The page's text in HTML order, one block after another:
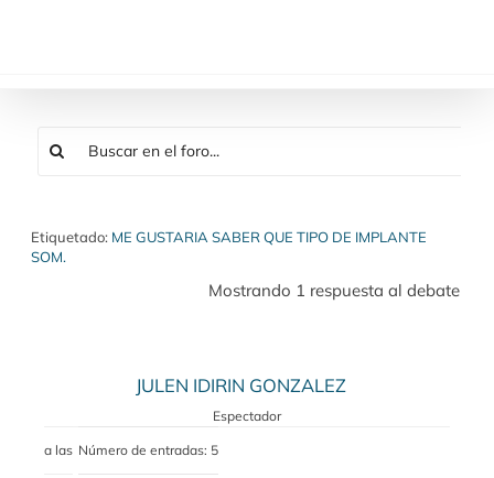
Etiquetado: ME GUSTARIA SABER QUE TIPO DE IMPLANTE
SOM.
Mostrando 1 respuesta al debate
JULEN IDIRIN GONZALEZ
Espectador
a las Número de entradas: 5